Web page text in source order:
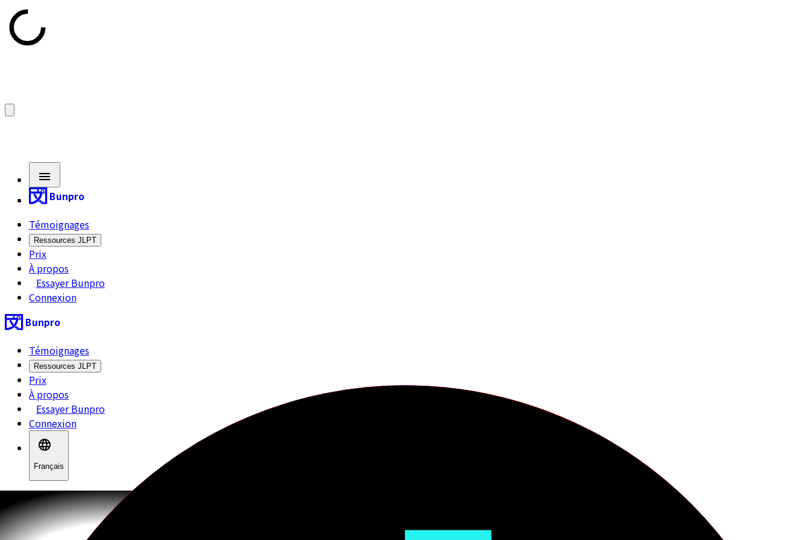
Bunpro
Témoignages
Ressources JLPT
Prix
À propos
Essayer Bunpro
Connexion
Bunpro
Témoignages
Ressources JLPT
Prix
À propos
Essayer Bunpro
Connexion
Français